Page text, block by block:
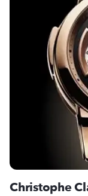
Christophe